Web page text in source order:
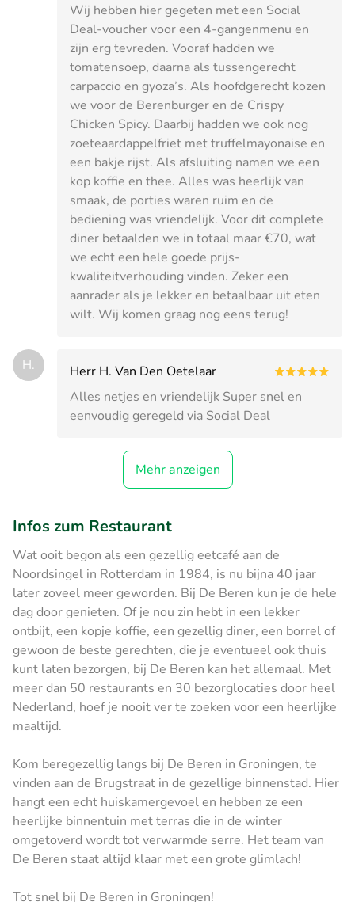
Wij hebben hier gegeten met een Social
Deal-voucher voor een 4-gangenmenu en
zijn erg tevreden. Vooraf hadden we
tomatensoep, daarna als tussengerecht
carpaccio en gyoza’s. Als hoofdgerecht kozen
we voor de Berenburger en de Crispy
Chicken Spicy. Daarbij hadden we ook nog
zoeteaardappelfriet met truffelmayonaise en
een bakje rijst. Als afsluiting namen we een
kop koffie en thee. Alles was heerlijk van
smaak, de porties waren ruim en de
bediening was vriendelijk. Voor dit complete
diner betaalden we in totaal maar €70, wat
we echt een hele goede prijs-
kwaliteitverhouding vinden. Zeker een
aanrader als je lekker en betaalbaar uit eten
wilt. Wij komen graag nog eens terug!
H.
Herr H. Van Den Oetelaar
Alles netjes en vriendelijk Super snel en
eenvoudig geregeld via Social Deal
Mehr anzeigen
Infos zum Restaurant
Wat ooit begon als een gezellig eetcafé aan de
Noordsingel in Rotterdam in 1984, is nu bijna 40 jaar
later zoveel meer geworden. Bij De Beren kun je de hele
dag door genieten. Of je nou zin hebt in een lekker
ontbijt, een kopje koffie, een gezellig diner, een borrel of
gewoon de beste gerechten, die je eventueel ook thuis
kunt laten bezorgen, bij De Beren kan het allemaal. Met
meer dan 50 restaurants en 30 bezorglocaties door heel
Nederland, hoef je nooit ver te zoeken voor een heerlijke
maaltijd.
Kom beregezellig langs bij De Beren in Groningen, te
vinden aan de Brugstraat in de gezellige binnenstad. Hier
hangt een echt huiskamergevoel en hebben ze een
heerlijke binnentuin met terras die in de winter
omgetoverd wordt tot verwarmde serre. Het team van
De Beren staat altijd klaar met een grote glimlach!
Tot snel bij De Beren in Groningen!